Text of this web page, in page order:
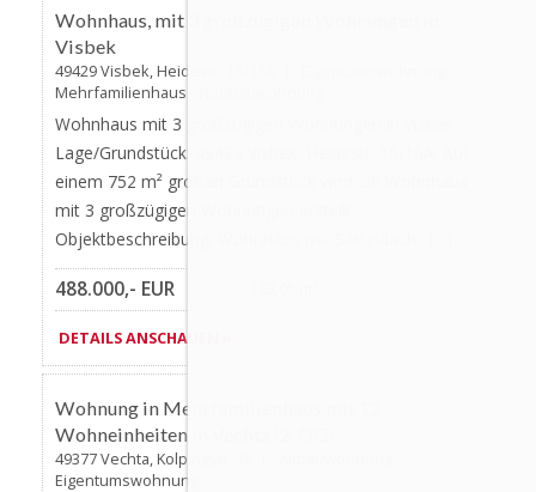
Wohnhaus, mit 3 großzügigen Wohnungen in
Visbek
49429 Visbek, Heidestr. 16/16A | Eigentumswohnung -
Mehrfamilienhaus - Neubauwohnung
Wohnhaus mit 3 großzügigen Wohnungen in Visbek
Lage/Grundstück: 49429 Visbek, Heidestr. 16/16A; Auf
einem 752 m² großen Grundstück wird ein Wohnhaus
mit 3 großzügigen Wohnungen erstellt.
Objektbeschreibung: Wohnhaus mit Satteldach. […]
488.000,- EUR
DETAILS ANSCHAUEN »
Wohnung in Mehrfamilienhaus mit 12
Wohneinheiten in Vechta (2. OG)
49377 Vechta, Kolpingstr. 36 | Altbauwohnung -
Eigentumswohnung